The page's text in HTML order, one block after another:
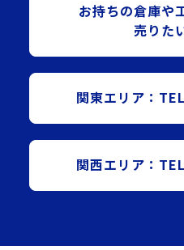
お持ちの倉庫や
売りた
関東エリア：
関西エリア：